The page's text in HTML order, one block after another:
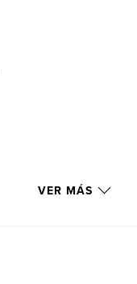
VER MÁS